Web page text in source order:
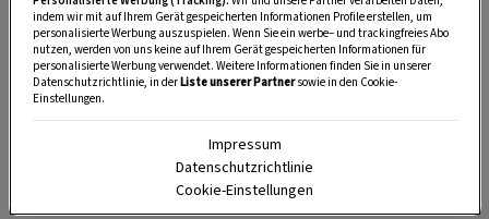
SPEICHERN DRUCKEN
filetierter Zander (ca. 2kg)
indem wir mit auf Ihrem Gerät gespeicherten Informationen Profile erstellen, um
personalisierte Werbung auszuspielen. Wenn Sie ein werbe– und trackingfreies Abo
nutzen, werden von uns keine auf Ihrem Gerät gespeicherten Informationen für
personalisierte Werbung verwendet. Weitere Informationen finden Sie in unserer
Datenschutzrichtlinie, in derListe unserer Partnersowie in den Cookie-
Einstellungen.
Impressum
Datenschutzrichtlinie
Cookie-Einstellungen